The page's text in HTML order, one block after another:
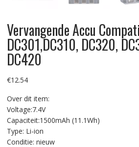
Vervangende Accu
DC301,DC310, DC320,
DC420
€12.54
Over dit item:
Voltage:7.4V
Capaciteit:1500mAh (11.1Wh)
Type: Li-ion
Conditie: nieuw